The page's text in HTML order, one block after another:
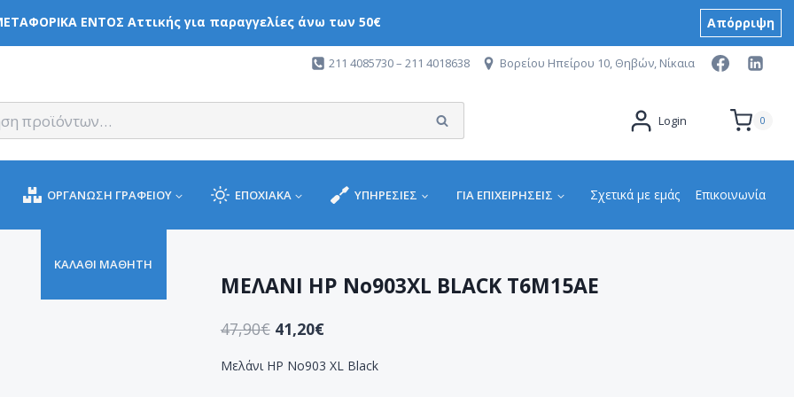
ΕΝΤΟΣ Αττικής για παραγγελίες άνω των 50€ Απόρριψη
211 4085730 – 211 4018638 Βορείου Ηπείρου 10, Θηβών, Νίκαια
Αναζήτηση Login 0
ΟΡΓΑΝΩΣΗ ΓΡΑΦΕΙΟΥ ΕΠΟΧΙΑΚΑ ΥΠΗΡΕΣΙΕΣ ΓΙΑ ΕΠΙΧΕΙΡΉΣΕΙΣ
ΚΑΛΑΘΙ ΜΑΘΗΤΗ
Σχετικά με εμάς Επικοινωνία
ΜΕΛΑΝΙ HP No903XL BLACK T6M15AE
47,90€ 41,20€
Μελάνι HP No903 XL Black